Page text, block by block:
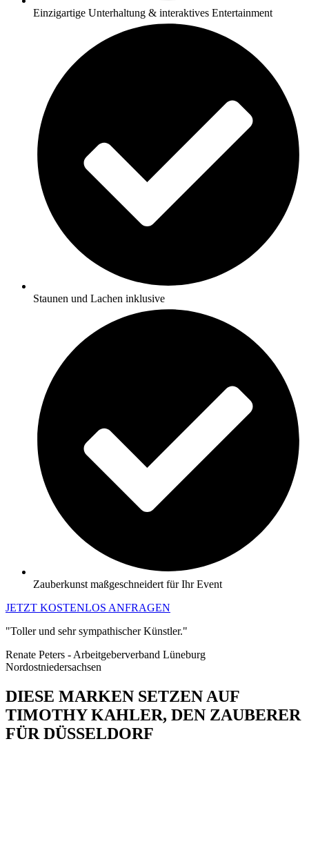
Einzigartige Unterhaltung & interaktives Entertainment
Staunen und Lachen inklusive
Zauberkunst maßgeschneidert für Ihr Event
JETZT KOSTENLOS ANFRAGEN
"Toller und sehr sympathischer Künstler."
Renate Peters - Arbeitgeberverband Lüneburg
Nordostniedersachsen
DIESE MARKEN SETZEN AUF
TIMOTHY KAHLER, DEN ZAUBERER
FÜR DÜSSELDORF